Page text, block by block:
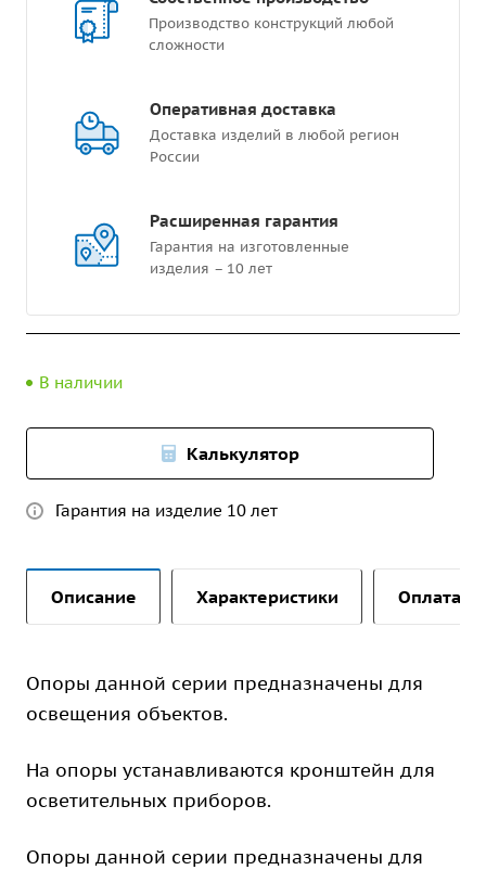
Производство конструкций любой
сложности
Оперативная доставка
Доставка изделий в любой регион
России
Расширенная гарантия
Гарантия на изготовленные
изделия – 10 лет
В наличии
Калькулятор
Гарантия на изделие 10 лет
Описание Характеристики Оплата и
Опоры данной серии предназначены для
освещения объектов.
На опоры устанавливаются кронштейн для
осветительных приборов.
Опоры данной серии предназначены для